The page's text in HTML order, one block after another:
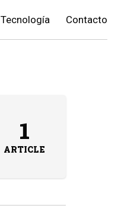
Tecnología Contacto
1
ARTICLE